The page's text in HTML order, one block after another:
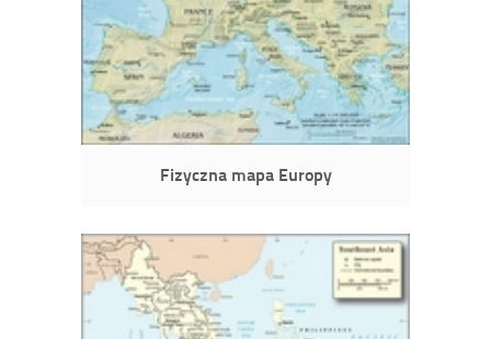
Fizyczna mapa Europy